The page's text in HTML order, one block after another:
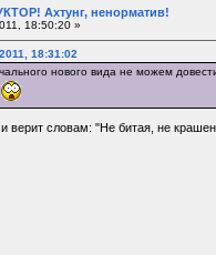
Ахтунг, ненорматив!
18:50:20 »
18:31:02
нового вида не можем
и верит словам: "Не битая, не